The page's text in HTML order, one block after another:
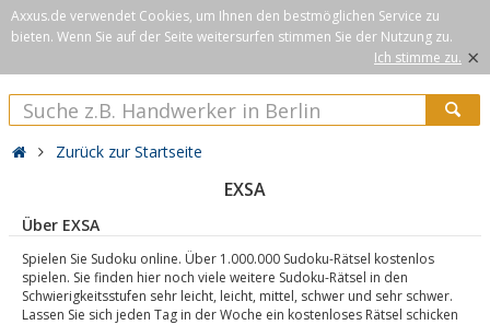
Axxus.de verwendet Cookies, um Ihnen den bestmöglichen Service zu
bieten. Wenn Sie auf der Seite weitersurfen stimmen Sie der Nutzung zu.
Ich stimme zu. ×
Zurück zur Startseite
EXSA
Über EXSA
Spielen Sie Sudoku online. Über 1.000.000 Sudoku-Rätsel kostenlos
spielen. Sie finden hier noch viele weitere Sudoku-Rätsel in den
Schwierigkeitsstufen sehr leicht, leicht, mittel, schwer und sehr schwer.
Lassen Sie sich jeden Tag in der Woche ein kostenloses Rätsel schicken